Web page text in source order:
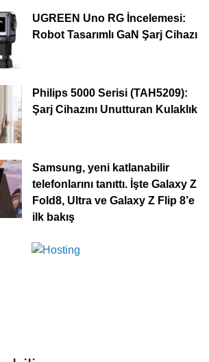
UGREEN Uno RG İncelemesi:
Robot Tasarımlı GaN Şarj Cihazı
Philips 5000 Serisi (TAH5209):
Şarj Cihazını Unutturan Kulaklık
Samsung, yeni katlanabilir
telefonlarını tanıttı. İşte Galaxy Z
Fold8, Ultra ve Galaxy Z Flip 8’e
ilk bakış